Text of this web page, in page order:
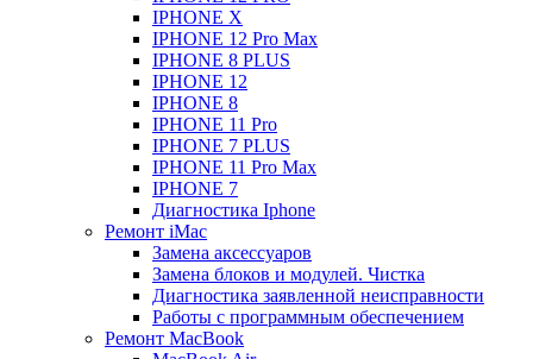
IPHONE X
IPHONE 12 Pro Max
IPHONE 8 PLUS
IPHONE 12
IPHONE 8
IPHONE 11 Pro
IPHONE 7 PLUS
IPHONE 11 Pro Max
IPHONE 7
Диагностика Iphone
Ремонт iMac
Замена аксессуаров
Замена блоков и модулей. Чистка
Диагностика заявленной неисправности
Работы с программным обеспечением
Ремонт MacBook